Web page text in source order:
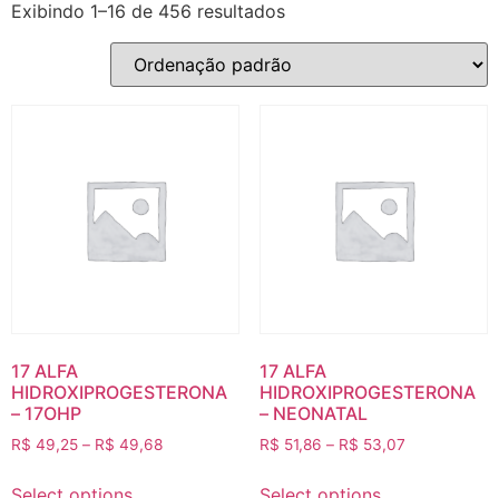
Exibindo 1–16 de 456 resultados
17 ALFA
HIDROXIPROGESTERONA
– 17OHP
R$ 49,25 – R$ 49,68
17 ALFA
HIDROXIPROGESTERONA
– NEONATAL
R$ 51,86 – R$ 53,07